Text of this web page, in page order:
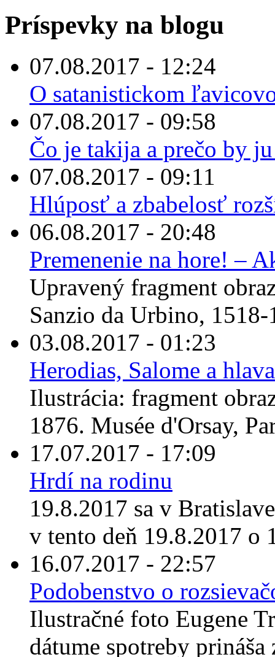
Príspevky na blogu
07.08.2017 - 12:24
O satanistickom
07.08.2017 - 09:58
Čo je takija a prečo by
07.08.2017 - 09:11
Hlúposť a zbabelosť
06.08.2017 - 20:48
Premenenie na hore! –
Upravený fragment
Sanzio da Urbino,
03.08.2017 - 01:23
Herodias, Salome a hlava
Ilustrácia: fragment
1876. Musée d'Orsay,
17.07.2017 - 17:09
Hrdí na rodinu
19.8.2017 sa v
v tento deň 19.8.2017 o
16.07.2017 - 22:57
Podobenstvo o
Ilustračné foto Eugene
dátume spotreby prináša